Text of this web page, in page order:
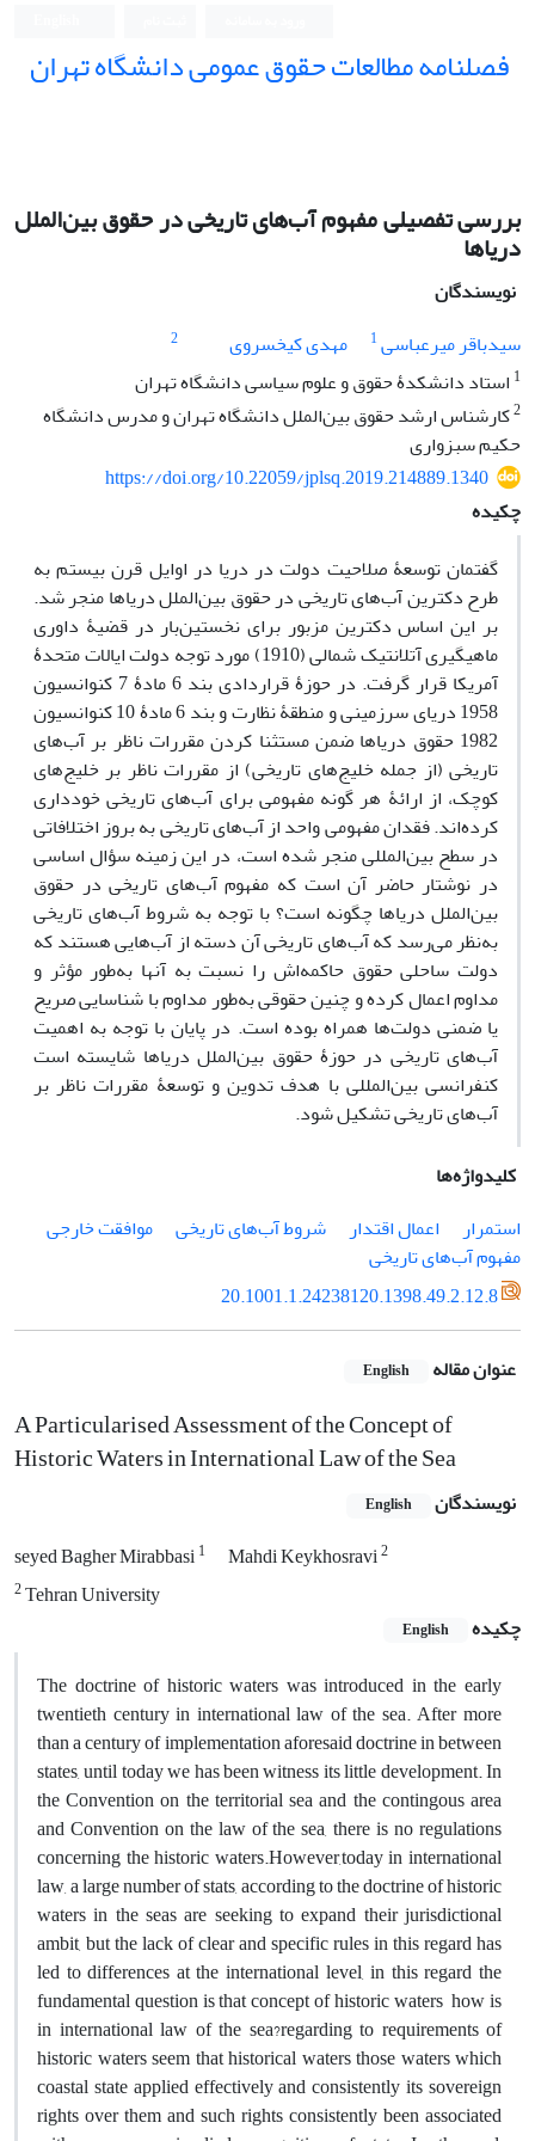
فصلنامه مطالعات حقوق عمومی دانشگاه تهران
بررسی تفصیلی مفهوم آب‌های تاریخی در حقوق بین‌الملل
دریاها
نویسندگان
سیدباقر میرعباسی1 مهدی کیخسروی
2
1 استاد دانشکدۀ حقوق و علوم سیاسی دانشگاه تهران
2کارشناس ارشد حقوق بین‌الملل دانشگاه تهران و مدرس دانشگاه
حکیم سبزواری
https://doi.org/10.22059/jplsq.2019.214889.1340
چکیده
گفتمان توسعۀ صلاحیت دولت در دریا در اوایل قرن بیستم به
طرح دکترین آب‌های تاریخی در حقوق بین‌الملل دریاها منجر شد.
بر این اساس دکترین مزبور برای نخستین‌بار در قضیۀ داوری
ماهیگیری آتلانتیک شمالی (1910) مورد توجه دولت ایالات متحدۀ
آمریکا قرار گرفت. در حوزۀ قراردادی بند 6 مادۀ 7 کنوانسیون
1958 دریای سرزمینی و منطقۀ نظارت و بند 6 مادۀ 10 کنوانسیون
1982 حقوق دریاها ضمن مستثنا کردن مقررات ناظر بر آب‌های
تاریخی (از جمله خلیج‌های تاریخی) از مقررات ناظر بر خلیج‌های
کوچک، از ارائۀ هر گونه مفهومی برای آب‌های تاریخی خودداری
کرده‌اند. فقدان مفهومی واحد از آب‌های تاریخی به بروز اختلافاتی
در سطح بین‌المللی منجر شده است، در این زمینه سؤال اساسی
در نوشتار حاضر آن است که مفهوم آب‌های تاریخی در حقوق
بین‌الملل دریاها چگونه است؟ با توجه به شروط آب‌های تاریخی
به‌نظر می‌رسد که آب‌های تاریخی آن دسته از آب‌هایی هستند که
دولت ساحلی حقوق حاکمه‌اش را نسبت به آنها به‌طور مؤثر و
مداوم اعمال کرده و چنین حقوقی به‌طور مداوم با شناسایی صریح
یا ضمنی دولت‌ها همراه بوده است. در پایان با توجه به اهمیت
آب‌های تاریخی در حوزۀ حقوق بین‌الملل دریاها شایسته است
کنفرانسی بین‌المللی با هدف تدوین و توسعۀ مقررات ناظر بر
آب‌های تاریخی تشکیل شود.
کلیدواژه‌ها
استمرار
اعمال اقتدار شروط آب‌های تاریخی
موافقت خارجی
مفهوم آب‌های تاریخی
20.1001.1.24238120.1398.49.2.12.8
عنوان مقاله English
A Particularised Assessment of the Concept of
Historic Waters in International Law of the Sea
نویسندگان English
seyed Bagher Mirabbasi1 Mahdi Keykhosravi2
2Tehran University
چکیده
English
The doctrine of historic waters was introduced in the early
twentieth century in international law of the sea. After more
than a century of implementation aforesaid doctrine in between
states, until today we has been witness its little development. In
the Convention on the territorial sea and the contingous area
and Convention on the law of the sea, there is no regulations
concerning the historic waters.However,today in international
law, a large number of stats, according to the doctrine of historic
waters in the seas are seeking to expand their jurisdictional
ambit, but the lack of clear and specific rules in this regard has
led to differences at the international level, in this regard the
fundamental question is that concept of historic waters how is
in international law of the sea?regarding to requirements of
historic waters seem that historical waters those waters which
coastal state applied effectively and consistently its sovereign
rights over them and such rights consistently been associated